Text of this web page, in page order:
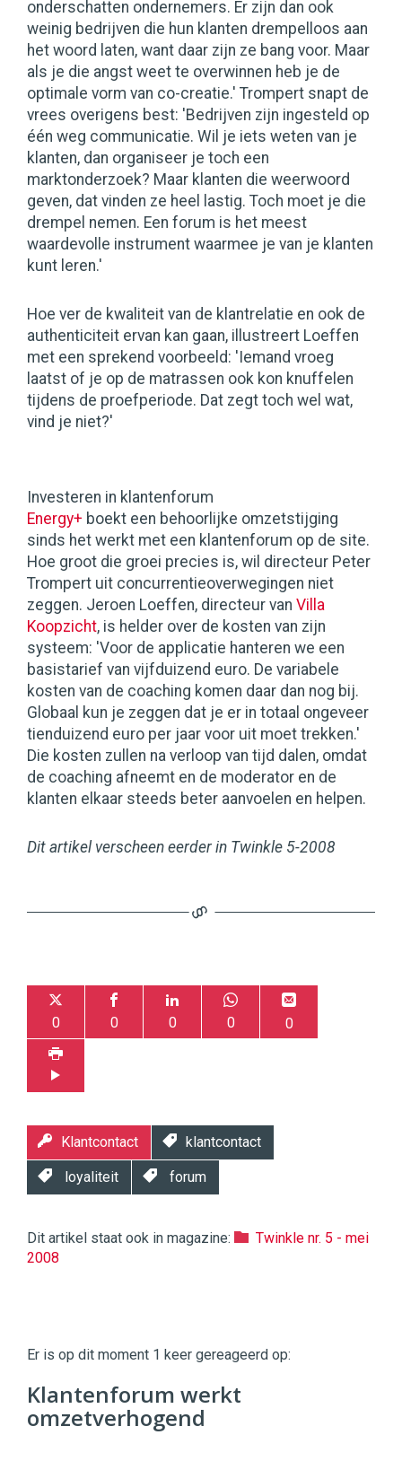
onderschatten ondernemers. Er zijn dan ook
weinig bedrijven die hun klanten drempelloos aan
het woord laten, want daar zijn ze bang voor. Maar
als je die angst weet te overwinnen heb je de
optimale vorm van co-creatie.' Trompert snapt de
vrees overigens best: 'Bedrijven zijn ingesteld op
één weg communicatie. Wil je iets weten van je
klanten, dan organiseer je toch een
marktonderzoek? Maar klanten die weerwoord
geven, dat vinden ze heel lastig. Toch moet je die
drempel nemen. Een forum is het meest
waardevolle instrument waarmee je van je klanten
kunt leren.'
Hoe ver de kwaliteit van de klantrelatie en ook de
authenticiteit ervan kan gaan, illustreert Loeffen
met een sprekend voorbeeld: 'Iemand vroeg
laatst of je op de matrassen ook kon knuffelen
tijdens de proefperiode. Dat zegt toch wel wat,
vind je niet?'
Investeren in klantenforum
Energy+ boekt een behoorlijke omzetstijging
sinds het werkt met een klantenforum op de site.
Hoe groot die groei precies is, wil directeur Peter
Trompert uit concurrentieoverwegingen niet
zeggen. Jeroen Loeffen, directeur van Villa
Koopzicht, is helder over de kosten van zijn
systeem: 'Voor de applicatie hanteren we een
basistarief van vijfduizend euro. De variabele
kosten van de coaching komen daar dan nog bij.
Globaal kun je zeggen dat je er in totaal ongeveer
tienduizend euro per jaar voor uit moet trekken.'
Die kosten zullen na verloop van tijd dalen, omdat
de coaching afneemt en de moderator en de
klanten elkaar steeds beter aanvoelen en helpen.
Dit artikel verscheen eerder in Twinkle 5-2008
0 0 0 0 0
Klantcontact klantcontact
loyaliteit forum
Dit artikel staat ook in magazine:
Twinkle nr. 5 - mei
2008
|
Digital
Commerce https://twinklemagazine.nl
9654
Er is op dit moment 1 keer gereageerd op:
Klantenforum werkt
omzetverhogend